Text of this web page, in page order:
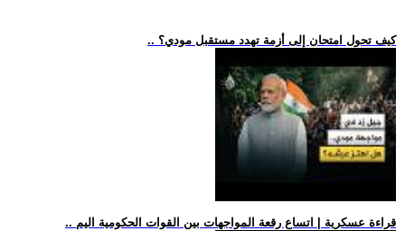
.. كيف تحول امتحان إلى أزمة تهدد مستقبل مودي؟
.. قراءة عسكرية | اتساع رقعة المواجهات بين القوات الحكومية اليم